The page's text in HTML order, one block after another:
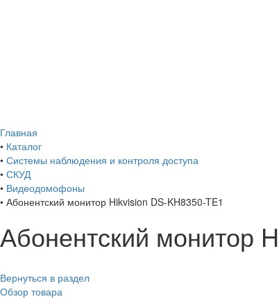
Главная
• Каталог
• Системы наблюдения и контроля доступа
• СКУД
• Видеодомофоны
• Абонентский монитор Hikvision DS-KH8350-TE1
Абонентский монитор
Вернуться в раздел
Обзор товара